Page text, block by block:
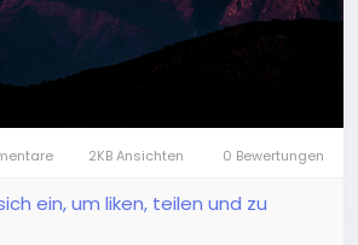
2KB Ansichten 0 Bewertungen
ein, um liken, teilen und zu